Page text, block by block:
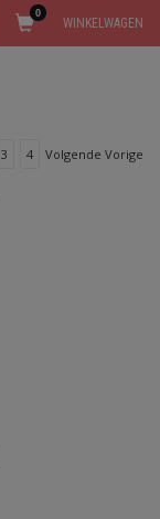
WINKELWAGEN
0
3 4 Volgende Vorige